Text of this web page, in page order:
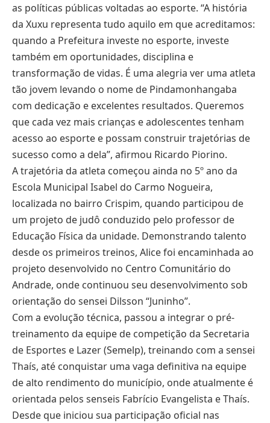
as políticas públicas voltadas ao esporte. “A história
da Xuxu representa tudo aquilo em que acreditamos:
quando a Prefeitura investe no esporte, investe
também em oportunidades, disciplina e
transformação de vidas. É uma alegria ver uma atleta
tão jovem levando o nome de Pindamonhangaba
com dedicação e excelentes resultados. Queremos
que cada vez mais crianças e adolescentes tenham
acesso ao esporte e possam construir trajetórias de
sucesso como a dela”, afirmou Ricardo Piorino.
A trajetória da atleta começou ainda no 5º ano da
Escola Municipal Isabel do Carmo Nogueira,
localizada no bairro Crispim, quando participou de
um projeto de judô conduzido pelo professor de
Educação Física da unidade. Demonstrando talento
desde os primeiros treinos, Alice foi encaminhada ao
projeto desenvolvido no Centro Comunitário do
Andrade, onde continuou seu desenvolvimento sob
orientação do sensei Dilsson “Juninho”.
Com a evolução técnica, passou a integrar o pré-
treinamento da equipe de competição da Secretaria
de Esportes e Lazer (Semelp), treinando com a sensei
Thaís, até conquistar uma vaga definitiva na equipe
de alto rendimento do município, onde atualmente é
orientada pelos senseis Fabrício Evangelista e Thaís.
Desde que iniciou sua participação oficial nas